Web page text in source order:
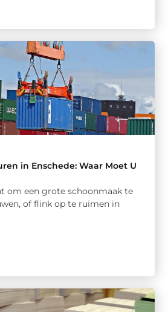
in Enschede: Waar Moet U
om een grote schoonmaak te
of flink op te ruimen in